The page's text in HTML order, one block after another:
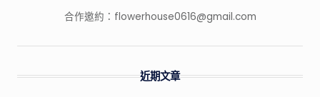
合作邀約： flowerhouse0616@gmail.com
近期文章